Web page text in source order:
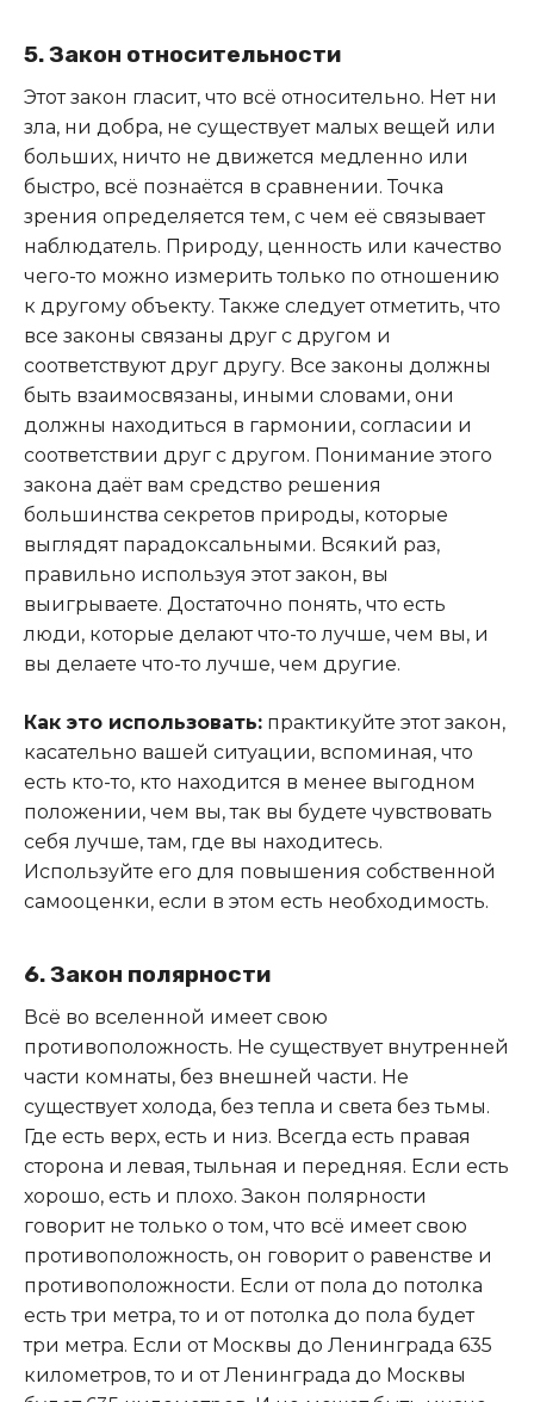
5. Закон относительности
Этот закон гласит, что всё относительно. Нет ни
зла, ни добра, не существует малых вещей или
больших, ничто не движется медленно или
быстро, всё познаётся в сравнении. Точка
зрения определяется тем, с чем её связывает
наблюдатель. Природу, ценность или качество
чего-то можно измерить только по отношению
к другому объекту. Также следует отметить, что
все законы связаны друг с другом и
соответствуют друг другу. Все законы должны
быть взаимосвязаны, иными словами, они
должны находиться в гармонии, согласии и
соответствии друг с другом. Понимание этого
закона даёт вам средство решения
большинства секретов природы, которые
выглядят парадоксальными. Всякий раз,
правильно используя этот закон, вы
выигрываете. Достаточно понять, что есть
люди, которые делают что-то лучше, чем вы, и
вы делаете что-то лучше, чем другие.
Как это использовать: практикуйте этот закон,
касательно вашей ситуации, вспоминая, что
есть кто-то, кто находится в менее выгодном
положении, чем вы, так вы будете чувствовать
себя лучше, там, где вы находитесь.
Используйте его для повышения собственной
самооценки, если в этом есть необходимость.
6. Закон полярности
Всё во вселенной имеет свою
противоположность. Не существует внутренней
части комнаты, без внешней части. Не
существует холода, без тепла и света без тьмы.
Где есть верх, есть и низ. Всегда есть правая
сторона и левая, тыльная и передняя. Если есть
хорошо, есть и плохо. Закон полярности
говорит не только о том, что всё имеет свою
противоположность, он говорит о равенстве и
противоположности. Если от пола до потолка
есть три метра, то и от потолка до пола будет
три метра. Если от Москвы до Ленинграда 635
километров, то и от Ленинграда до Москвы